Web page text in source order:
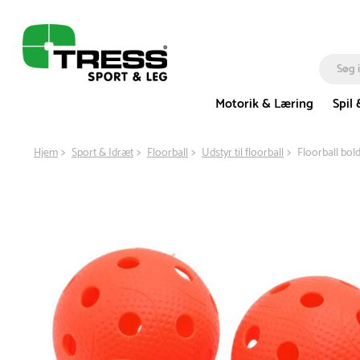
Motorik & Læring
Spil
Hjem Sport & Idræt Floorball Udstyr til floorball Floorball